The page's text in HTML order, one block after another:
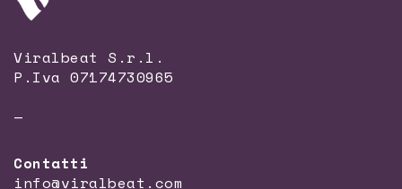
Viralbeat S.r.l.
P.Iva 07174730965
—
Contatti
info@viralbeat.com